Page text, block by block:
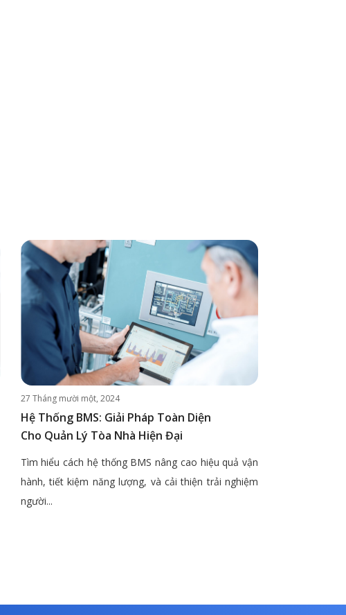
27 Tháng mười một, 2024
Hệ Thống BMS: Giải Pháp Toàn Diện
Cho Quản Lý Tòa Nhà Hiện Đại
Tìm hiểu cách hệ thống BMS nâng cao hiệu quả vận
hành, tiết kiệm năng lượng, và cải thiện trải nghiệm
người...